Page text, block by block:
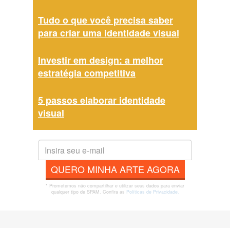
Tudo o que você precisa saber
para criar uma identidade visual
Investir em design: a melhor
estratégia competitiva
5 passos elaborar identidade
visual
QUERO MINHA ARTE AGORA
* Prometemos não compartilhar e utilizar seus dados para enviar
qualquer tipo de SPAM. Confira as Políticas de Privacidade.